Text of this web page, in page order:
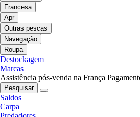
Francesa
Apr
Outras pescas
Navegação
Roupa
Destockagem
Marcas
Assistência pós-venda na França
Pesquisar
Saldos
Carpa